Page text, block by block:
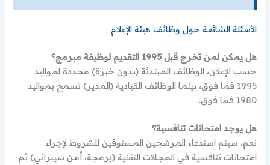
الأسئلة الشائعة حول وظائف هيئة الإعلام
هل يمكن لمن تخرج قبل 1995 التقديم لوظيفة مبرمج؟
حسب الإعلان، الوظائف المبتدئة (بدون خبرة) محددة لمواليد
1995 فما فوق، بينما الوظائف القيادية (المدير) تسمح بمواليد
1980 فما فوق.
هل يوجد امتحانات تنافسية؟
نعم، سيتم استدعاء المرشحين المستوفين للشروط لإجراء
امتحانات تنافسية في المجالات التقنية (برمجة، أمن سيبراني) ثم